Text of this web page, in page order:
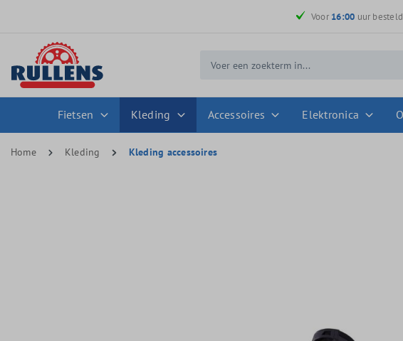
Voor 16:00 uur
Fietsen Kleding Accessoires Elektronica
Home Kleding Kleding accessoires